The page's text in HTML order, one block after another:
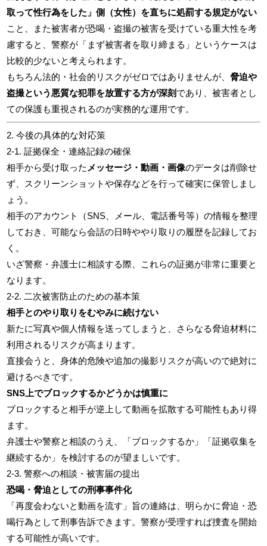
取って性行為をした」側（女性）を直ちに処罰する規定がない
こと、また被害者が恐喝・盗撮の被害を受けている重大性を考
慮すると、警察が「まず被害者を取り締まる」というケースは
比較的少ないと考えられます。
もちろん法的・社会的リスクがゼロではありませんが、脅迫や
盗撮という悪質な犯罪を放置する方が深刻 であり、被害者とし
ての保護も重視されるのが実務的な運用です。
2. 今後の具体的な対応策
2-1. 証拠保全・連絡記録の確保
相手から受け取った メッセージ・動画・画像のデータは削除せ
ず、スクリーンショットや保存などを行って確実に保管しまし
ょう。
相手のアカウント（SNS、メール、電話番号等）の情報を整理
しておき、可能なら会話の日時ややり取りの履歴を記録してお
く。
いざ警察・弁護士に相談する際、これらの証拠が非常に重要と
なります。
2-2. 二次被害防止のための基本策
相手とのやり取りをむやみに続けない
新たに写真や個人情報を送ってしまうと、さらなる脅迫材料に
利用されるリスクが高まります。
直接会うと、身体的危険や追加の撮影リスクが高いので絶対に
避けるべきです。
SNS上でブロックするかどうかは慎重に
ブロックすると相手が逆上して動画を拡散する可能性もあり得
ます。
弁護士や警察と相談のうえ、「ブロックするか」「証拠収集を
継続するか」を検討するのが望ましいです。
2-3. 警察への相談・被害届の提出
恐喝・脅迫としての刑事事件化
「再度会わないと動画を流す」旨の連絡は、明らかに脅迫・恐
喝行為として刑事告訴できます。警察が受理すれば捜査を開始
する可能性が高いです。